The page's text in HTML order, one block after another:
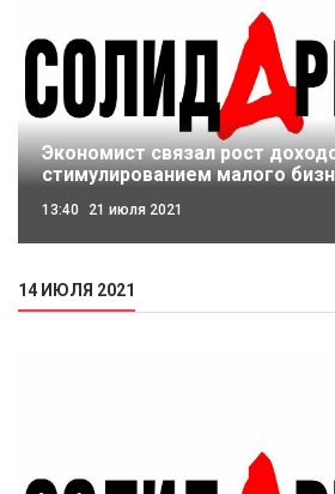
Экономист связал рост
стимулированием малого
13:40 21 июля 2021
14 ИЮЛЯ 2021